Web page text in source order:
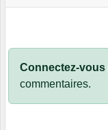
Connectez-vous
commentaires.